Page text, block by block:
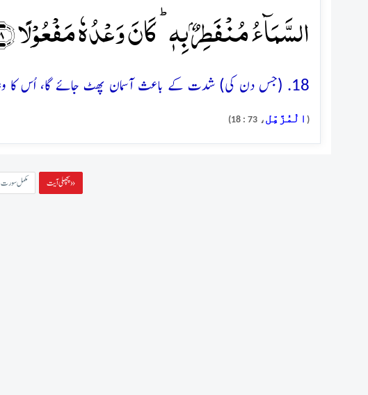
السَّمَآءُ مُنۡفَطِرٌۢ بِہٖ ؕ کَانَ وَعۡدُہٗ مَفۡعُوۡلًا ﴿۱۸﴾
18. (جس دن کی) شدت کے باعث آسمان پھٹ جائے گا، اُس کا وعدہ پورا ہو کر رہے گا
( الْمُزَّمِّل ، 73 : 18)
پچھلی آیت » مکمل سورت